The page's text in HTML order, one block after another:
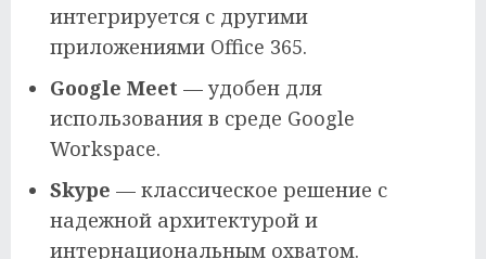
интегрируется с другими
приложениями Office 365.
Google Meet — удобен для
использования в среде Google
Workspace.
Skype — классическое решение с
надежной архитектурой и
интернациональным охватом.